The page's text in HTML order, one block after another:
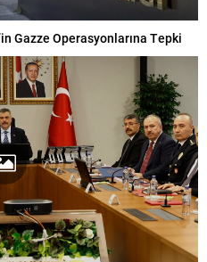
Gazze Operasyonlarına Tepki